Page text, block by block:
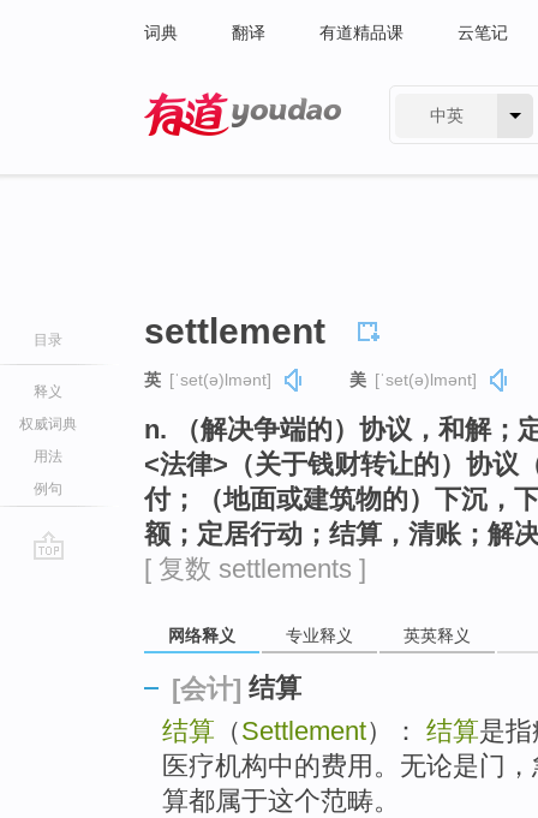
词典 翻译 有道精品课 云笔记
中英
目录
释义
权威词典
用法
例句
settlement
英 [ˈset(ə)lmənt] 美 [ˈset(ə)lmənt]
n. （解决争端的）协议，和解；
<法律>（关于钱财转让的）协议
付；（地面或建筑物的）下沉，
额；定居行动；结算，清账；解
[ 复数 settlements ]
网络释义 专业释义 英英释义
[会计] 结算
结算 （Settlement）： 结算是
医疗机构中的费用。无论是门
算都属于这个范畴。